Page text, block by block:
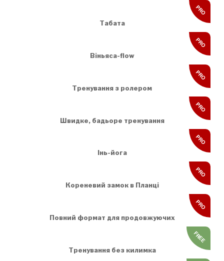
Табата
PRO
Віньяса-flow
PRO
Тренування з ролером
PRO
Швидке, бадьоре тренування
PRO
Інь-йога
PRO
Кореневий замок в Планці
PRO
Повний формат для продовжуючих
PRO
Тренування без килимка
FREE